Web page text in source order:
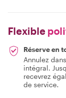
Flexible
Réserve en
Annulez
intégral.
recevrez
de service.